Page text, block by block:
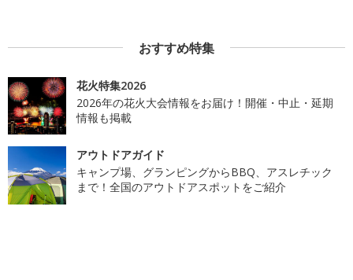
おすすめ特集
花火特集2026
2026年の花火大会情報をお届け！開催・中止・延期
情報も掲載
アウトドアガイド
キャンプ場、グランピングからBBQ、アスレチック
まで！全国のアウトドアスポットをご紹介